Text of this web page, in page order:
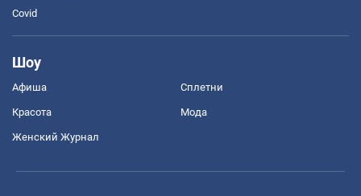
Covid
Шоу
Афиша Сплетни
Красота Мода
Женский Журнал